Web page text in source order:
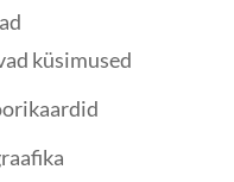
küsimused